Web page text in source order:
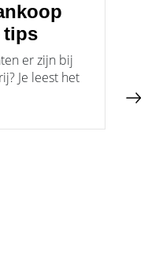
tips
er zijn bij
Je leest het